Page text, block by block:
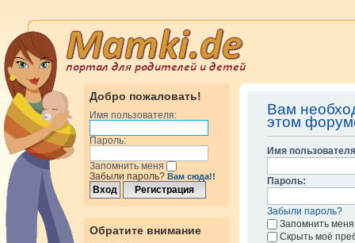
Добро пожаловать!
Имя пользователя:
Пароль:
Запомнить меня
Забыли пароль? Вам сюда!!
Обратите внимание
Вам
этом
Имя
Пароль:
Забыли пароль?
Запомнить меня
Скрыть моё